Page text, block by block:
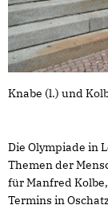
Knabe (l.) und
Die Olympiade in
Themen der
für Manfred
Termins in